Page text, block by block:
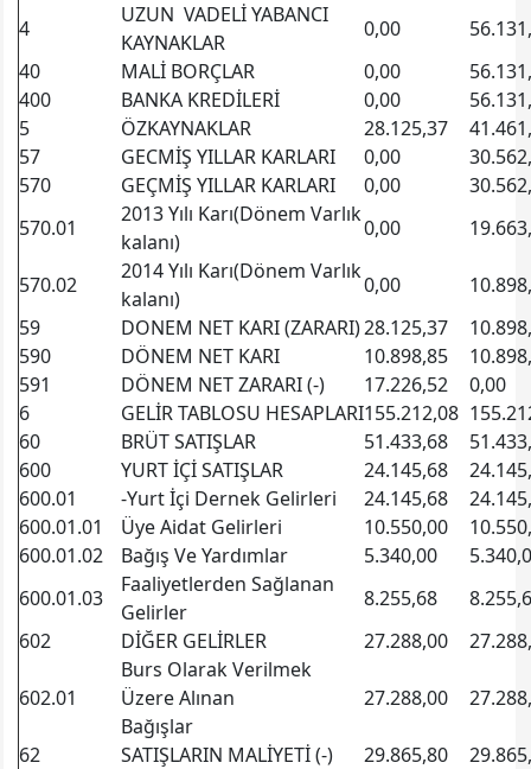
4
UZUN VADELİ YABANCI
KAYNAKLAR
0,00
40
MALİ BORÇLAR 0,00
400
BANKA KREDİLERİ 0,00
5
ÖZKAYNAKLAR 28.125,37
57
GECMİŞ YILLAR KARLARI 0,00
570
GEÇMİŞ YILLAR KARLARI 0,00
570.01
2013 Yılı Karı(Dönem Varlık
kalanı)
0,00
570.02
2014 Yılı Karı(Dönem Varlık
kalanı)
0,00
59
DONEM NET KARI (ZARARI)28.125,37
590
DÖNEM NET KARI 10.898,85
591
DÖNEM NET ZARARI (-) 17.226,52
0,00
6
GELİR TABLOSU HESAPLARI155.212,08
60
BRÜT SATIŞLAR 51.433,68
600
YURT İÇİ SATIŞLAR 24.145,68
600.01
-Yurt İçi Dernek Gelirleri 24.145,68
600.01.01
Üye Aidat Gelirleri 10.550,00
600.01.02
Bağış Ve Yardımlar 5.340,00
600.01.03
Faaliyetlerden Sağlanan
Gelirler
8.255,68
602
DİĞER GELİRLER 27.288,00
602.01
Burs Olarak Verilmek
Üzere Alınan
Bağışlar
27.288,00
62 SATIŞLARIN MALİYETİ (-) 29.865,80